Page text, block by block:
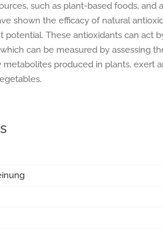
such as plant-based foods,
shown the efficacy of natural
potential. These antioxidants can act
can be measured by assessing
metabolites produced in plants, exert